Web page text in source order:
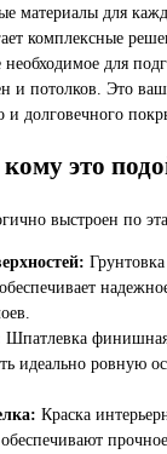
материалы для
комплексные
необходимое для
и потолков. Это
и долговечного
это
выстроен по
Шпатлевка финишная
идеально ровную
Краска